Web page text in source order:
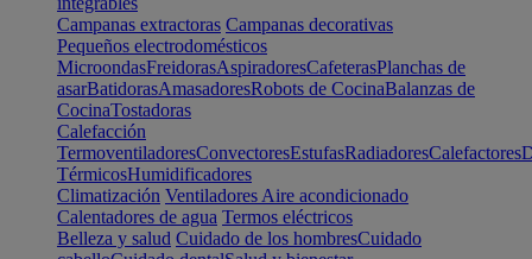
Campanas extractoras Campanas decorativas
Pequeños electrodomésticos
MicroondasFreidorasAspiradoresCafeterasPlanchas de
asarBatidorasAmasadoresRobots de CocinaBalanzas de
CocinaTostadoras
Calefacción
TermoventiladoresConvectoresEstufasRadiadoresCalefactores
TérmicosHumidificadores
Climatización Ventiladores Aire acondicionado
Calentadores de agua Termos eléctricos
Belleza y salud Cuidado de los hombresCuidado